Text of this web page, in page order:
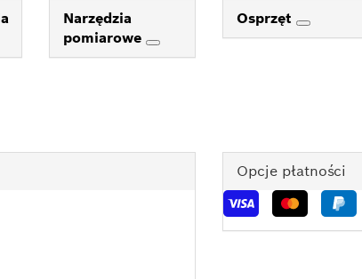
Narzędzia
pomiarowe
Osprzęt
Opcje płatności